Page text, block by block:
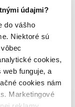
údajmi?
do vášho
Niektoré sú
cookies,
funguje, a
cookies nám
Marketingové